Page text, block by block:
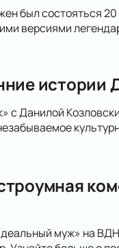
был состояться
версиями
истории
с Данилой
муж» на